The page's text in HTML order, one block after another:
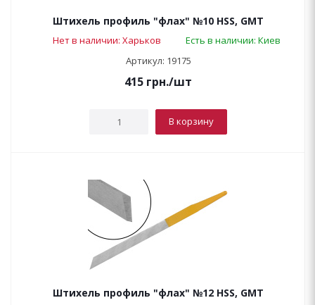
Штихель профиль "флах" №10 HSS, GMT
Нет в наличии: Харьков
Есть в наличии: Киев
Артикул: 19175
415 грн./шт
В корзину
Штихель профиль "флах" №12 HSS, GMT